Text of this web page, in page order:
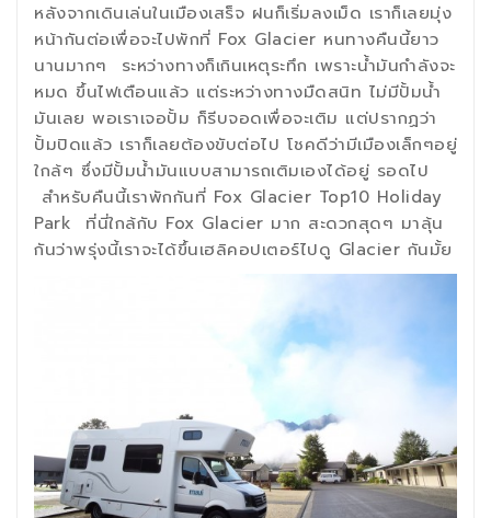
หลังจากเดินเล่นในเมืองเสร็จ ฝนก็เริ่มลงเม็ด เราก็เลยมุ่ง
หน้ากันต่อเพื่อจะไปพักที่ Fox Glacier หนทางคืนนี้ยาว
นานมากๆ ระหว่างทางก็เกินเหตุระทึก เพราะน้ำมันกำลังจะ
หมด ขึ้นไฟเตือนแล้ว แต่ระหว่างทางมืดสนิท ไม่มีปั้มน้ำ
มันเลย พอเราเจอปั้ม ก็รีบจอดเพื่อจะเติม แต่ปรากฏว่า
ปั้มปิดแล้ว เราก็เลยต้องขับต่อไป โชคดีว่ามีเมืองเล็กๆอยู่
ใกล้ๆ ซึ่งมีปั้มน้ำมันแบบสามารถเติมเองได้อยู่ รอดไป
สำหรับคืนนี้เราพักกันที่ Fox Glacier Top10 Holiday
Park ที่นี่ใกล้กับ Fox Glacier มาก สะดวกสุดๆ มาลุ้น
กันว่าพรุ่งนี้เราจะได้ขึ้นเฮลิคอปเตอร์ไปดู Glacier กันมั้ย